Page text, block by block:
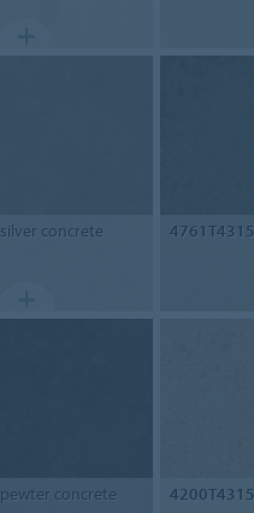
silver concrete 4761T4315
pewter concrete 4200T4315